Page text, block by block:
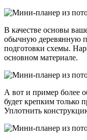
В качестве основы
обычную деревянную
подготовки схемы.
основном материале.
А вот и пример более
будет крепким только
Уплотнить